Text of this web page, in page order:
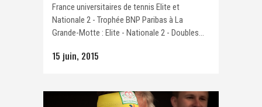
France universitaires de tennis Elite et
Nationale 2 - Trophée BNP Paribas à La
Grande-Motte : Elite - Nationale 2 - Doubles...
15 juin, 2015